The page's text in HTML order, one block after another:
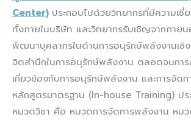
Center) ประกอบไปด้วยวิทยากรที่มีความเชี่
ทั้งภายในบริษัท และวิทยากรรับเชิญจากภาย
พัฒนาบุคลากรในด้านการอนุรักษ์พลังงานเชิ
จิตสำนึกในการอนุรักษ์พลังงาน ตลอดจนการ
เกี่ยวข้องกับการอนุรักษ์พลังงาน และการจัด
หลักสูตรมาตรฐาน (In-house Training) ป
หมวดวิชา คือ หมวดการจัดการพลังงาน หม